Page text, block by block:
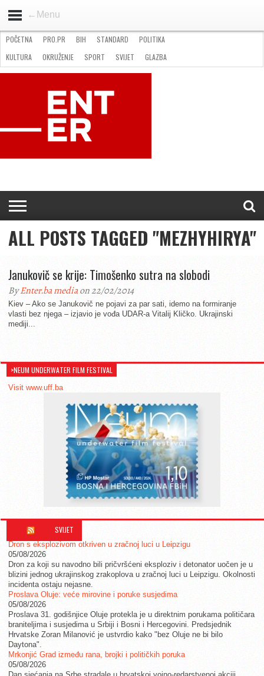
←Menu
STANDARD
GOSPODARSTVO
OKRUŽENJE
POČETNA PRO.PR BIH STANDARD
POLITIKA
KULTURA
OKRUŽENJE SPORT SVIJET
GLAZBA
NATJEČAJI
FILMING LOCATION IN BH KONTAKT
ALL POSTS TAGGED "MEZHYHIRYA"
Janukovič se krije: Timošenko sutra na slobodi
ByEnter.ba mediaon 22/02/2014
Kiev – Ako se Janukovič ne pojavi za par sati, idemo na formiranje
vlasti bez njega – izjavio je vođa UDAR-a Vitalij Kličko. Ukrajinski
mediji...
>NEUM UNDERWATER FILM FESTIVAL
Visit www.uff.ba
SVIJET
Dron s eksplozivom otkriven u zračnoj luci u Leipzigu
05/08/2026
Dron za koji su navodno bili pričvršćeni eksploziv i detonator uočen je u
blizini jednog ukrajinskog zrakoplova u zračnoj luci u Leipzigu. Okolnosti
incidenta ostaju nejasne.
Proslava Oluje: veće mirovine i poruke susjedima
05/08/2026
Proslava 31. godišnjice Oluje protekla je u direktnim porukama političara
braniteljima i susjedima u Srbiji i Bosni i Hercegovini. Predsjednik
Hrvatske Zoran Milanović je ustvrdio kako "bez Oluje ne bi bilo
Daytona".
Mrkonjić Grad između rana, brojki i političkih poruka
05/08/2026